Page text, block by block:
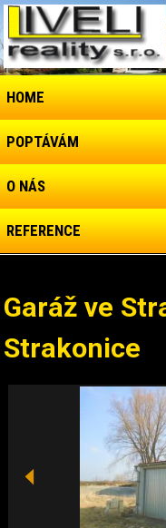
HOME
POPTÁVÁM
O NÁS
REFERENCE
Garáž ve
Strakonice